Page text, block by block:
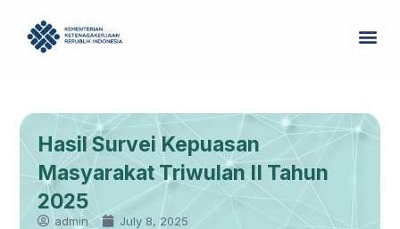
content
Hasil Survei Kepuasan
Masyarakat Triwulan II Tahun
2025
admin July 8, 2025